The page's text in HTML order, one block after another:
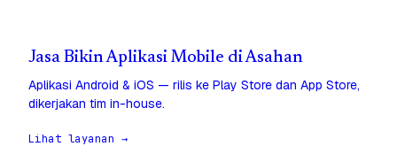
Jasa Bikin Aplikasi Mobile di Asahan
Aplikasi Android & iOS — rilis ke Play Store dan App Store,
dikerjakan tim in-house.
Lihat layanan →